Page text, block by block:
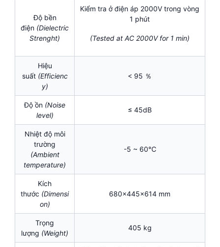
Độ bền
điện (Dielectric
Strenght)
Kiểm tra ở điện áp 2000V trong vòng
1 phút
(Tested at AC 2000V for 1 min)
Hiệu
suất (Efficienc
y)
< 95 ％
Độ ồn (Noise
level)
≤ 45dB
Nhiệt độ môi
trường
(Ambient
temperature)
-5 ~ 60℃
Kích
thước (Dimensi
on)
680x445x614 mm
Trọng
lượng (Weight)
405 kg